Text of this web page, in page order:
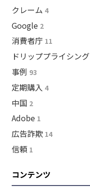
クレーム 4
Google 2
消費者庁 11
ドリッププライシング
事例 93
定期購入 4
中国 2
Adobe 1
広告詐欺 14
信頼 1
コンテンツ